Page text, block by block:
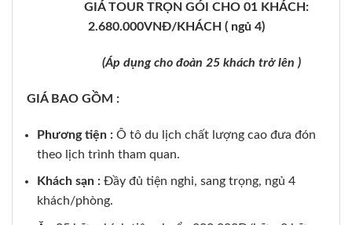
GIÁ TOUR TRỌN GÓI CHO 01 KHÁCH:
2.680.000VNĐ/KHÁCH ( ngủ 4)
(Áp dụng cho đoàn 25 khách trở lên )
GIÁ BAO GỒM :
Phương tiện :Ô tô du lịch chất lượng cao đưa đón
theo lịch trình tham quan.
Khách sạn :Đầy đủ tiện nghi, sang trọng, ngủ 4
khách/phòng.